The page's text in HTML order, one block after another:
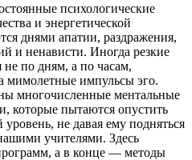
психологические
и энергетической
днями апатии, раздражения,
и ненависти. Иногда резкие
не по дням, а по часам,
мимолетные импульсы эго.
многочисленные ментальные
которые пытаются опустить
не давая ему подняться
учителями. Здесь
а в конце — методы